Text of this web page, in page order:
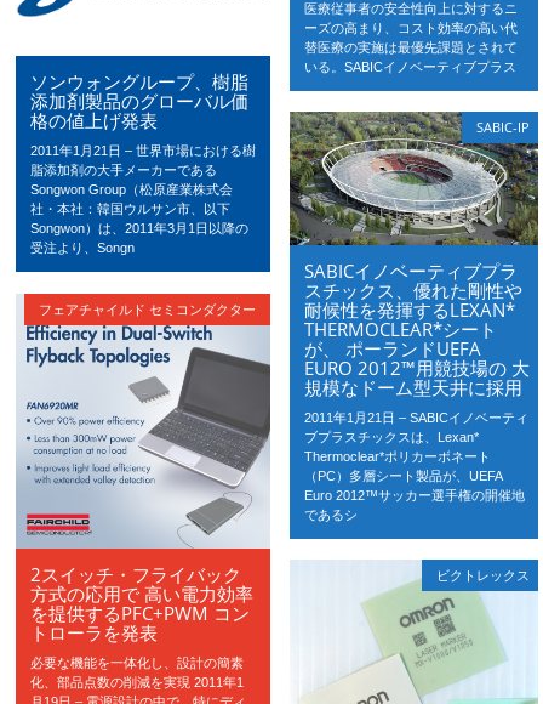
医療従事者の安全性向上に対するニ
ーズの高まり、コスト効率の高い代
替医療の実施は最優先課題とされて
いる。SABICイノベーティブプラス
ソンウォングループ、樹脂
添加剤製品のグローバル価
格の値上げ発表
2011年1月21日 – 世界市場における樹
脂添加剤の大手メーカーである
Songwon Group（松原産業株式会
社・本社：韓国ウルサン市、以下
Songwon）は、2011年3月1日以降の
受注より、Songn
SABIC-IP
SABICイノベーティブプラ
スチックス、優れた剛性や
耐候性を発揮するLEXAN*
THERMOCLEAR*シート
が、 ポーランドUEFA
EURO 2012™用競技場の 大
規模なドーム型天井に採用
2011年1月21日 – SABICイノベーティ
ブプラスチックスは、Lexan*
Thermoclear*ポリカーボネート
（PC）多層シート製品が、UEFA
Euro 2012™サッカー選手権の開催地
であるシ
フェアチャイルド セミコンダクター
2スイッチ・フライバック
方式の応用で 高い電力効率
を提供するPFC+PWM コン
トローラを発表
必要な機能を一体化し、設計の簡素
化、部品点数の削減を実現 2011年1
月19日 – 電源設計の中で、特にディ
ビクトレックス